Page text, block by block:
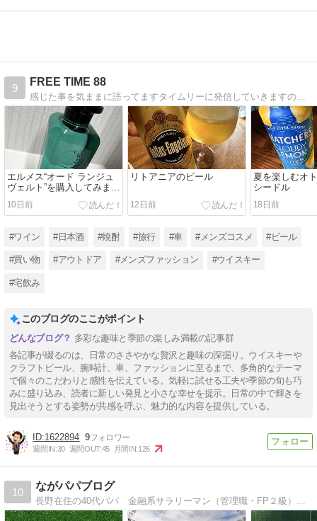
9
FREE TIME 88
感じた事を気ままに語ってますタイムリーに発信していきますので遊びに来てください。
エルメス“オード ランジュ
ヴェルト”を購入してみまし
10日前
リトアニアのビール
12日前
夏を楽しむオ
シードル
18日前
#ワイン #日本酒 #焼酎 #旅行 #車 #メンズコスメ #ビール
#買い物 #アウトドア #メンズファッション #ウイスキー
#宅飲み
このブログのここがポイント
多彩な趣味と季節の楽しみ満載の記事群
各記事が綴るのは、日常のささやかな贅沢と趣味の深掘り。ウイスキーや
クラフトビール、腕時計、車、ファッションに至るまで、多角的なテーマ
で個々のこだわりと感性を伝えている。気軽に試せる工夫や季節の旬も巧
みに盛り込み、読者に新しい発見と小さな幸せを提示。日常の中で輝きを
見出そうとする姿勢が共感を呼ぶ、魅力的な内容を提供している。
1622894 9
週間IN:30 週間OUT:45 月間IN:126
10
ながパパブログ